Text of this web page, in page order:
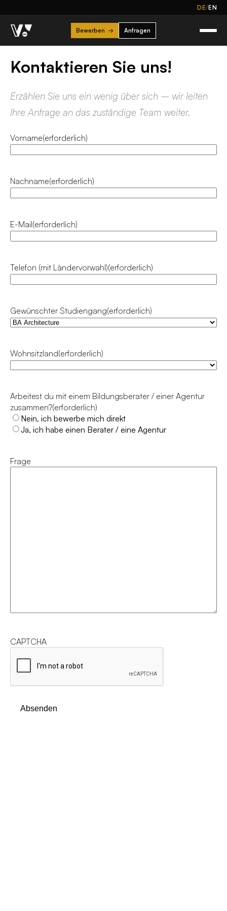
DE/EN
Bewerben → Anfragen
Kontaktieren Sie uns!
Erzählen Sie uns ein wenig über sich – wir leiten
Ihre Anfrage an das zuständige Team weiter.
Vorname(erforderlich)
Nachname(erforderlich)
E-Mail(erforderlich)
Telefon (mit Ländervorwahl)(erforderlich)
Gewünschter Studiengang(erforderlich)
Wohnsitzland(erforderlich)
Arbeitest du mit einem Bildungsberater / einer Agentur
zusammen?(erforderlich)
Nein, ich bewerbe mich direkt
Ja, ich habe einen Berater / eine Agentur
Frage
CAPTCHA
Absenden